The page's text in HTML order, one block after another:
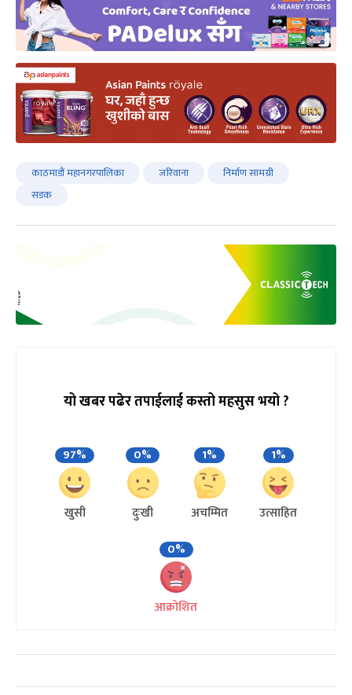
काठमाडौं महानगरपालिका जरिवाना
निर्माण सामग्री
सडक
यो खबर पढेर तपाईलाई कस्तो महसुस भयो ?
97%
खुसी
0%
दुःखी
1%
अचम्मित
1%
उत्साहित
0%
आक्रोशित